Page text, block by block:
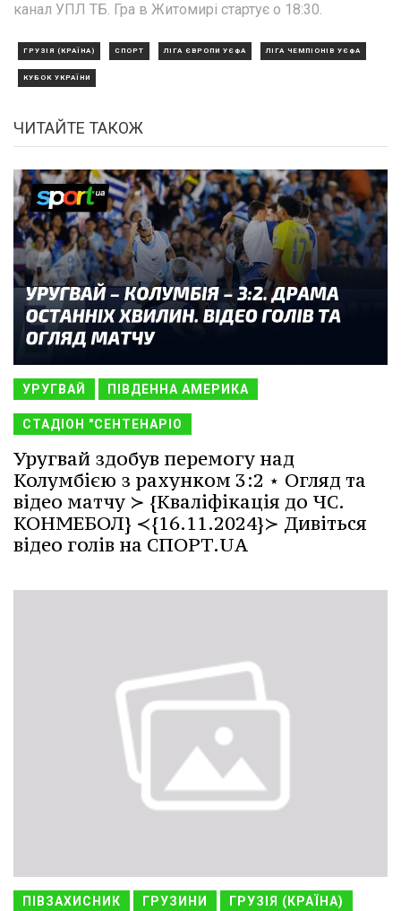
канал УПЛ ТБ. Гра в Житомирі стартує о 18:30.
ГРУЗІЯ (КРАЇНА) СПОРТ ЛІГА ЄВРОПИ УЄФА ЛІГА ЧЕМПІОНІВ УЄФА
КУБОК УКРАЇНИ
ЧИТАЙТЕ ТАКОЖ
УРУГВАЙ ПІВДЕННА АМЕРИКА
СТАДІОН "СЕНТЕНАРІО
Уругвай здобув перемогу над
Колумбією з рахунком 3:2 ⋆ Огляд та
відео матчу ≻ {Кваліфікація до ЧС.
КОНМЕБОЛ} ≺{16.11.2024}≻ Дивіться
відео голів на СПОРТ.UA
ПІВЗАХИСНИК ГРУЗИНИ ГРУЗІЯ (КРАЇНА)